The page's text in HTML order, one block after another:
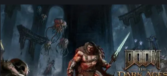
DOOM:
Dark
Ages
–